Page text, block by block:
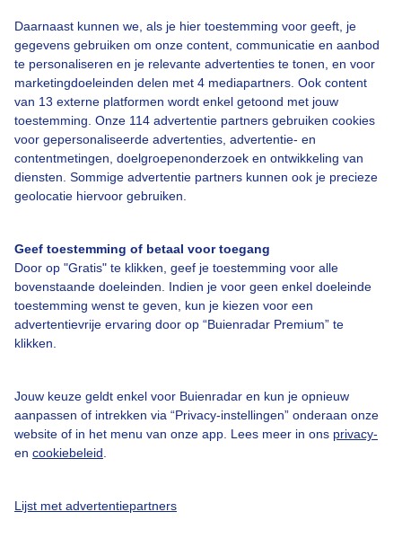
Daarnaast kunnen we, als je hier toestemming voor geeft, je
gegevens gebruiken om onze content, communicatie en aanbod
te personaliseren en je relevante advertenties te tonen, en voor
marketingdoeleinden delen met 4 mediapartners. Ook content
van 13 externe platformen wordt enkel getoond met jouw
toestemming. Onze 114 advertentie partners gebruiken cookies
voor gepersonaliseerde advertenties, advertentie- en
contentmetingen, doelgroepenonderzoek en ontwikkeling van
diensten. Sommige advertentie partners kunnen ook je precieze
geolocatie hiervoor gebruiken.
Geef toestemming of betaal voor toegang
Door op "Gratis" te klikken, geef je toestemming voor alle
bovenstaande doeleinden. Indien je voor geen enkel doeleinde
toestemming wenst te geven, kun je kiezen voor een
advertentievrije ervaring door op “Buienradar Premium” te
klikken.
Jouw keuze geldt enkel voor Buienradar en kun je opnieuw
aanpassen of intrekken via “Privacy-instellingen” onderaan onze
website of in het menu van onze app. Lees meer in ons privacy-
en cookiebeleid
Lijst met advertentiepartners
Over Buienradar
Bedrijfsgegevens
Veelgestelde vragen
Toegankelijkheid
Adverteren
Cookie beleid
Privacy instellingen